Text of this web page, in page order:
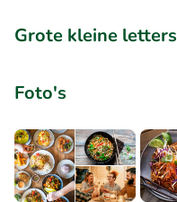
Grote kleine letters
Foto's